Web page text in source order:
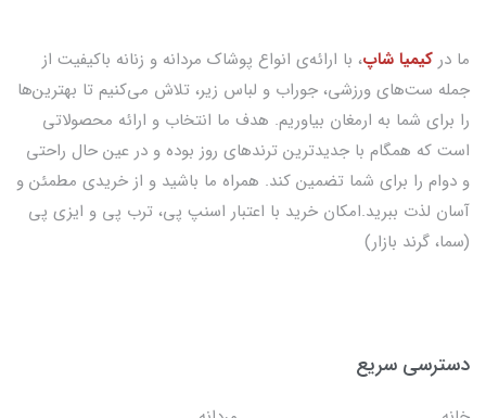
ما در کیمیا شاپ، با ارائه‌ی انواع پوشاک مردانه و زنانه باکیفیت از
جمله ست‌های ورزشی، جوراب و لباس زیر، تلاش می‌کنیم تا بهترین‌ها
را برای شما به ارمغان بیاوریم. هدف ما انتخاب و ارائه محصولاتی
است که همگام با جدیدترین ترندهای روز بوده و در عین حال راحتی
و دوام را برای شما تضمین کند. همراه ما باشید و از خریدی مطمئن و
آسان لذت ببرید.امکان خرید با اعتبار اسنپ پی، ترب پی و ایزی پی
(سما، گرند بازار)
دسترسی سریع